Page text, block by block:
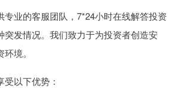
专业的客服团队，7*24小时在线解答投资
突发情况。我们致力于为投资者创造安
境。
以下优势：